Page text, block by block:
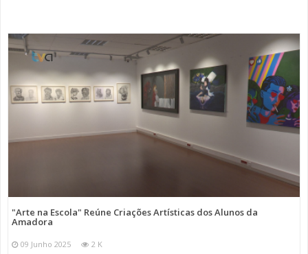
"Arte na Escola" Reúne Criações Artísticas dos Alunos da
Amadora
09 Junho 2025 2 K